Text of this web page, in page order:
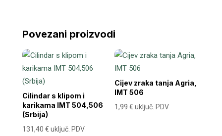
Povezani proizvodi
Cilindar s klipom i
karikama IMT 504,506
(Srbija)
131,40 € uključ. PDV
Cijev zraka tanja Agria,
IMT 506
1,99€ uključ. PDV